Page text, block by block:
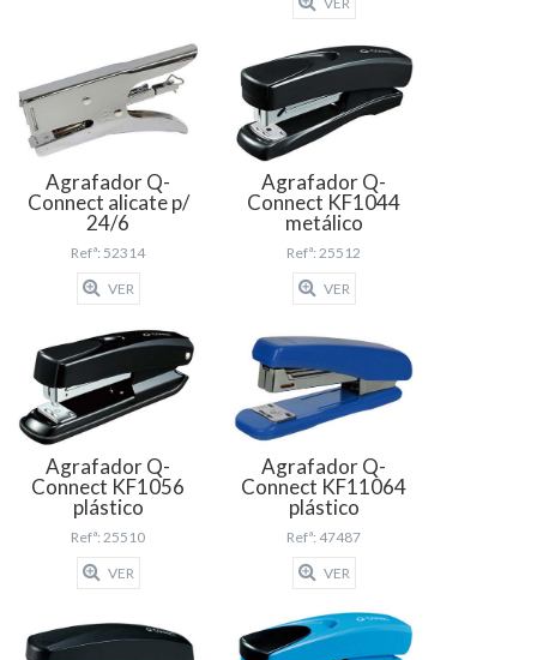
Agrafador Q-
Connect alicate p/
24/6
Refª: 52314
VER
Agrafador Q-
Connect KF1044
metálico
Refª: 25512
VER
Agrafador Q-
Connect KF1056
plástico
Refª: 25510
VER
Agrafador Q-
Connect KF11064
plástico
Refª: 47487
VER